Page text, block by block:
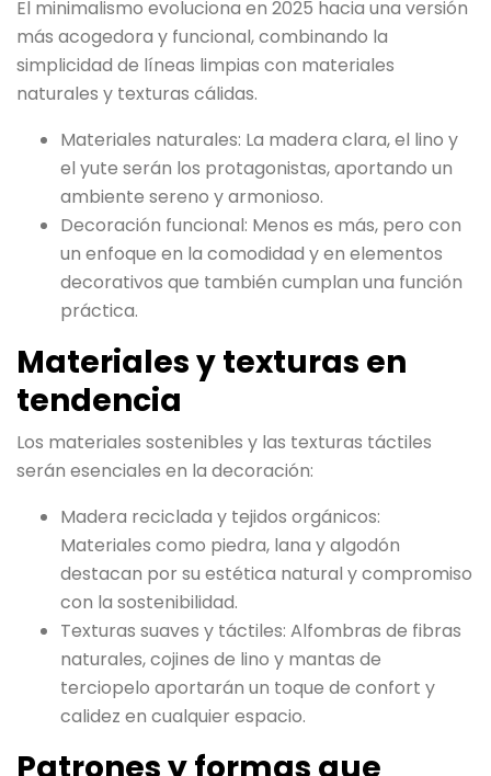
El minimalismo evoluciona en 2025 hacia una versión
más acogedora y funcional, combinando la
simplicidad de líneas limpias con materiales
naturales y texturas cálidas.
Materiales naturales: La madera clara, el lino y
el yute serán los protagonistas, aportando un
ambiente sereno y armonioso.
Decoración funcional: Menos es más, pero con
un enfoque en la comodidad y en elementos
decorativos que también cumplan una función
práctica.
Materiales y texturas en
tendencia
Los materiales sostenibles y las texturas táctiles
serán esenciales en la decoración:
Madera reciclada y tejidos orgánicos:
Materiales como piedra, lana y algodón
destacan por su estética natural y compromiso
con la sostenibilidad.
Texturas suaves y táctiles: Alfombras de fibras
naturales, cojines de lino y mantas de
terciopelo aportarán un toque de confort y
calidez en cualquier espacio.
Patrones y formas que